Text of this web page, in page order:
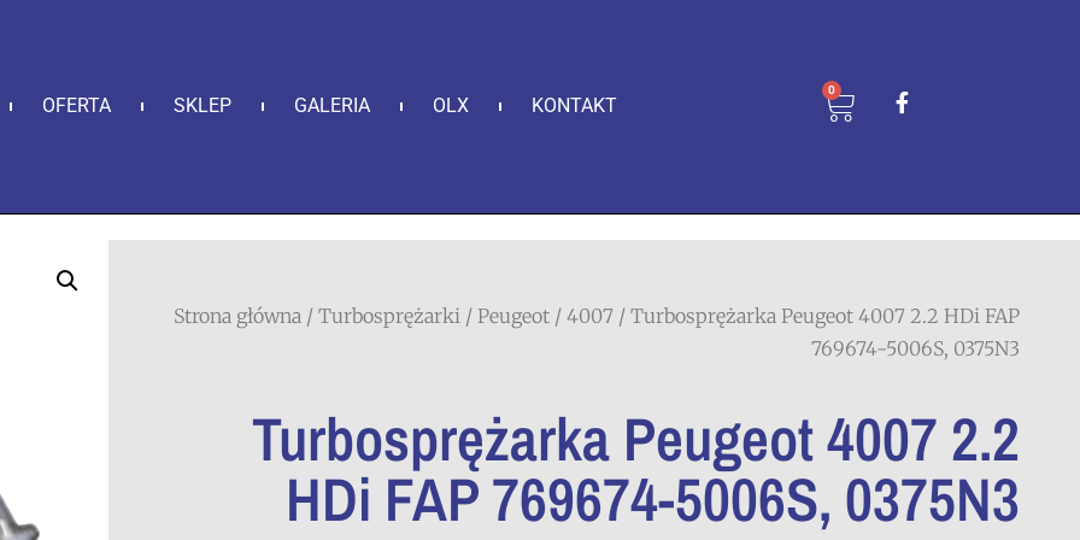
OFERTA SKLEP GALERIA OLX KONTAKT
0
Strona główna / Turbosprężarki / Peugeot/ 4007/ Turbosprężarka Peugeot 4007 2.2 HDi FAP
769674-5006S, 0375N3
Turbosprężarka Peugeot 4007 2.2
HDi FAP 769674-5006S, 0375N3